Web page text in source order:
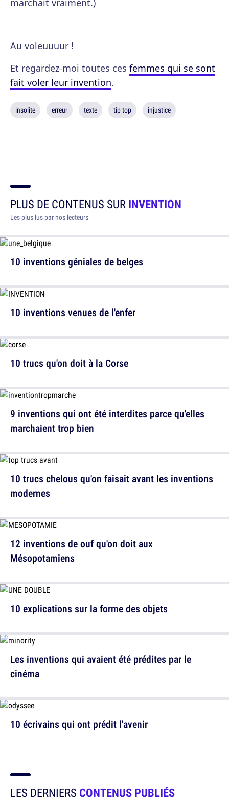
marchait vraiment.)
Au voleuuuur !
Et regardez-moi toutes ces femmes qui se sont
fait voler leur invention.
insolite erreur texte tip top injustice
PLUS DE CONTENUS SURINVENTION
Les plus lus par nos lecteurs
10 inventions géniales de belges
10 trucs qu'on doit à la Corse
10 trucs chelous qu'on faisait avant les inventions
modernes
10 explications sur la forme des objets
10 écrivains qui ont prédit l'avenir
10 inventions venues de l'enfer
9 inventions qui ont été interdites parce qu'elles
marchaient trop bien
12 inventions de ouf qu'on doit aux
Mésopotamiens
Les inventions qui avaient été prédites par le
cinéma
LES DERNIERS CONTENUS PUBLIÉS